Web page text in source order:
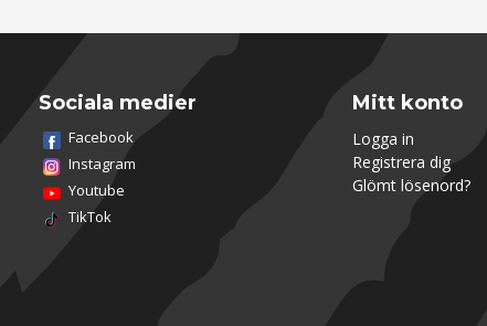
Sociala medier
Facebook
Instagram
Youtube
TikTok
Mitt konto
Logga in
Registrera dig
Glömt lösenord?